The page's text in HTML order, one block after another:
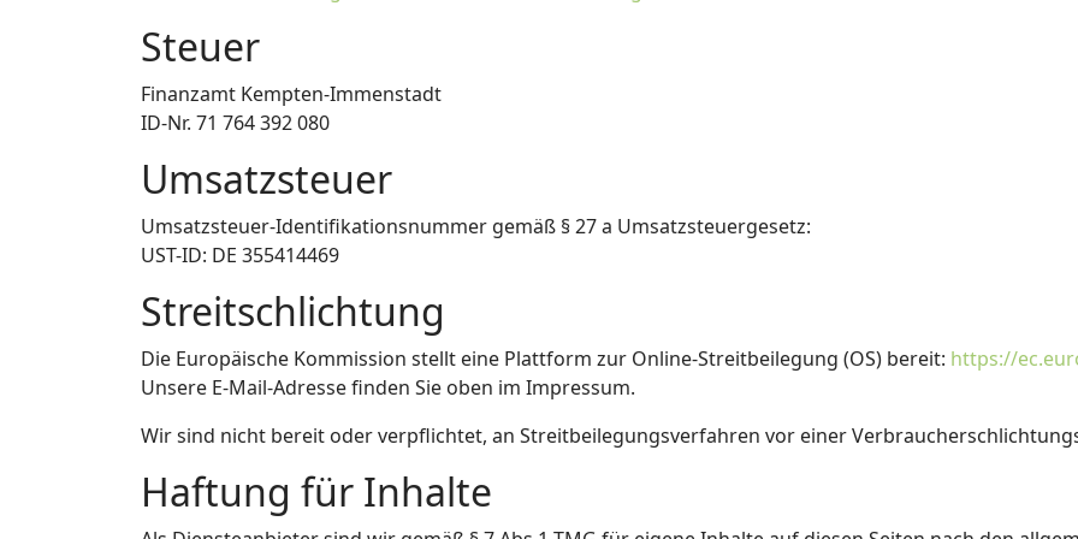
Steuer
Finanzamt Kempten-Immenstadt
ID-Nr. 71 764 392 080
Umsatzsteuer
Umsatzsteuer-Identifikationsnummer gemäß § 27 a Umsatzsteuergesetz:
UST-ID: DE 355414469
Streitschlichtung
Die Europäische Kommission stellt eine Plattform zur Online-Streitbeilegung (OS) bereit: https://
Unsere E-Mail-Adresse finden Sie oben im Impressum.
Wir sind nicht bereit oder verpflichtet, an Streitbeilegungsverfahren vor einer
Haftung für Inhalte